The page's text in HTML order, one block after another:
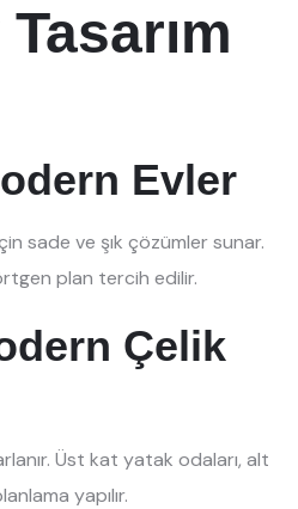
Evler
sade ve şık çözümler sunar.
plan tercih edilir.
Çelik
Üst kat yatak odaları, alt
yapılır.